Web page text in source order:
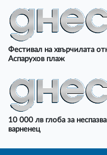
Фестивал на хвърчилата
Аспарухов плаж
10 000 лв глоба за
варненец